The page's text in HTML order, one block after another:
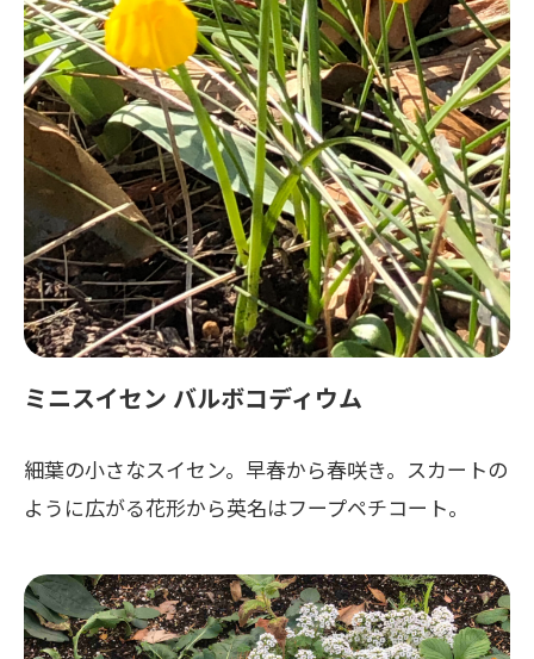
ミニスイセン バルボコディウム
細葉の小さなスイセン。早春から春咲き。スカートの
ように広がる花形から英名はフープペチコート。